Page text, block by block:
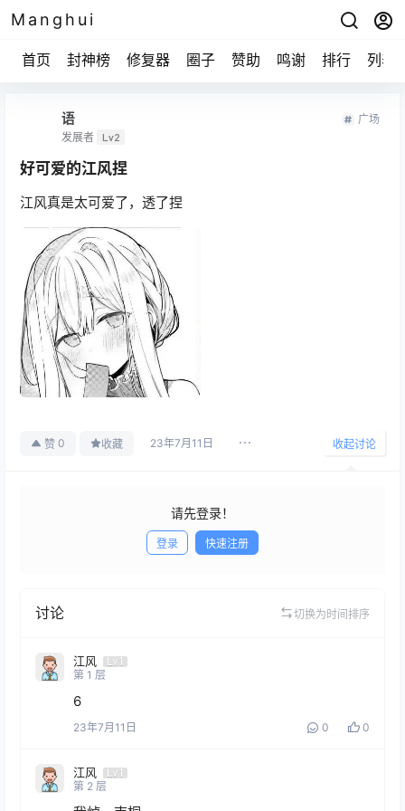
Manghui
首页 封神榜 修复器 圈子 赞助 鸣谢 排行 列表
语
发展者 Lv2
广场
好可爱的江风捏
江风真是太可爱了，透了捏
赞 0 收藏 23年7月11日 收起讨论
请先登录！
登录 快速注册
讨论 切换为时间排序
江风
Lv1
第 1 层
6
23年7月11日 0 0
江风
Lv1
第 2 层